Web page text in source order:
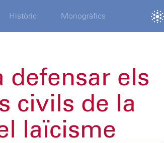
Històric Monogràfics
defensar els
civils de la
laïcisme